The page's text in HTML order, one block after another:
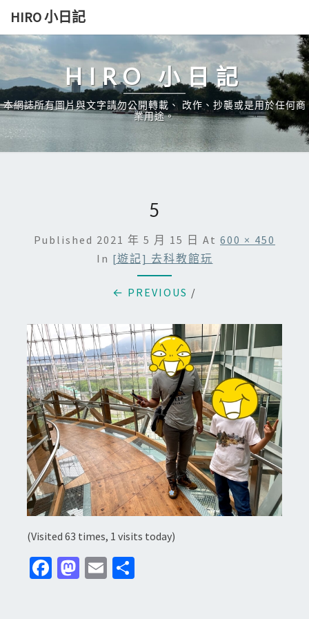
Skip
content
HIRO 小日記
HIRO 小日記
本網誌所有圖片與文字請勿公開轉載、 改作、抄襲或是用於任何商
業用途。
5
Published 2021 年 5 月 15 日 At 600 × 450
In [遊記] 去科教館玩
← PREVIOUS /
(Visited 63 times, 1 visits today)
Fa M E